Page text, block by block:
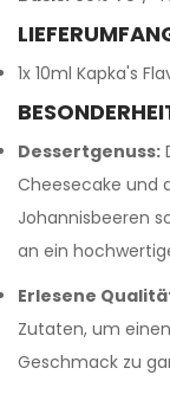
1x 10ml Kapka's
Dessertgenuss:
Cheesecake und
Johannisbeeren
an ein
Erlesene
Zutaten, um
Geschmack zu